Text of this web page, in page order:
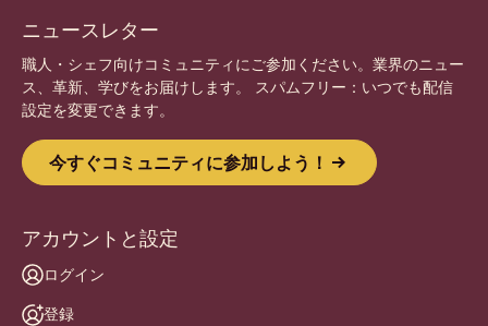
ニュースレター
職人・シェフ向けコミュニティにご参加ください。業界のニュー
ス、革新、学びをお届けします。 スパムフリー：いつでも配信
設定を変更できます。
今すぐコミュニティに参加しよう！
アカウントと設定
ログイン
登録